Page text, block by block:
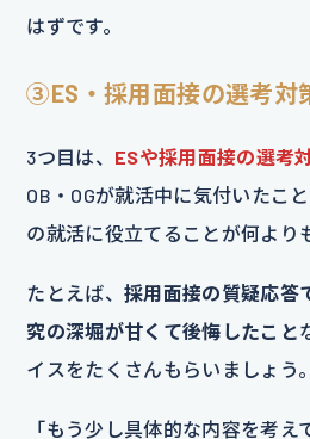
はずです。
③ES・採用面接の選考対
3つ目は、 ESや採用面接の選考
OB・OGが就活中に気付いたこ
の就活に役立てることが何より
たとえば、 採用面接の質疑応答
究の深堀が甘くて後悔したこと
イスをたくさんもらいましょう。
「もう少し具体的な内容を考え